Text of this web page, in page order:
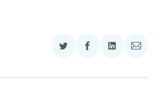
Zdieľať
Twitter
Zdieľať
Facebooku
Zdieľať
LinkedIne
Zdieľať
E-